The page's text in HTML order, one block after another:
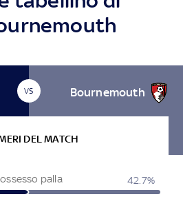
VS Bournemouth
DEL MATCH
palla 42.7%